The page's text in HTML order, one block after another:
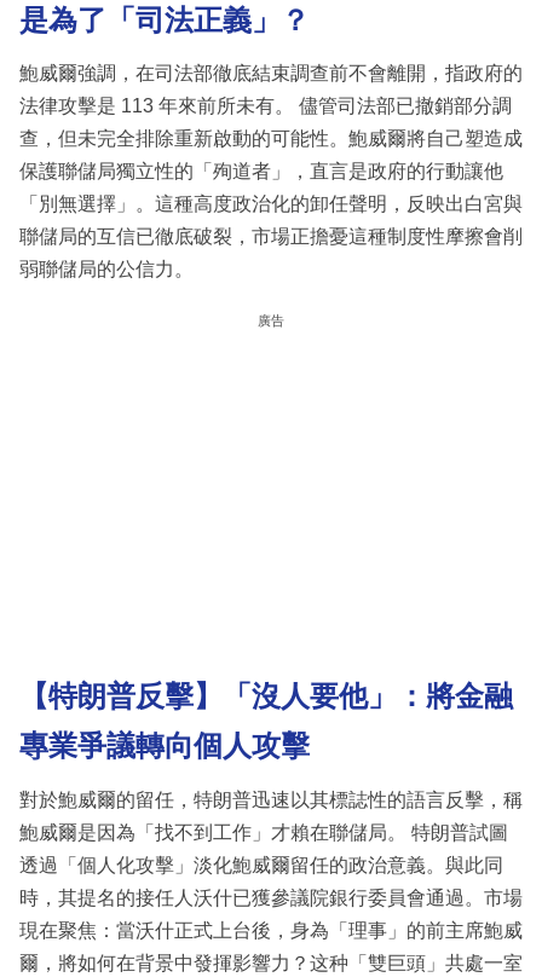
是為了「司法正義」？
鮑威爾強調，在司法部徹底結束調查前不會離開，指政府的
法律攻擊是 113 年來前所未有。 儘管司法部已撤銷部分調
查，但未完全排除重新啟動的可能性。鮑威爾將自己塑造成
保護聯儲局獨立性的「殉道者」，直言是政府的行動讓他
「別無選擇」。這種高度政治化的卸任聲明，反映出白宮與
聯儲局的互信已徹底破裂，市場正擔憂這種制度性摩擦會削
弱聯儲局的公信力。
廣告
【特朗普反擊】「沒人要他」：將金融
專業爭議轉向個人攻擊
對於鮑威爾的留任，特朗普迅速以其標誌性的語言反擊，稱
鮑威爾是因為「找不到工作」才賴在聯儲局。 特朗普試圖
透過「個人化攻擊」淡化鮑威爾留任的政治意義。與此同
時，其提名的接任人沃什已獲參議院銀行委員會通過。市場
現在聚焦：當沃什正式上台後，身為「理事」的前主席鮑威
爾，將如何在背景中發揮影響力？这种「雙巨頭」共處一室